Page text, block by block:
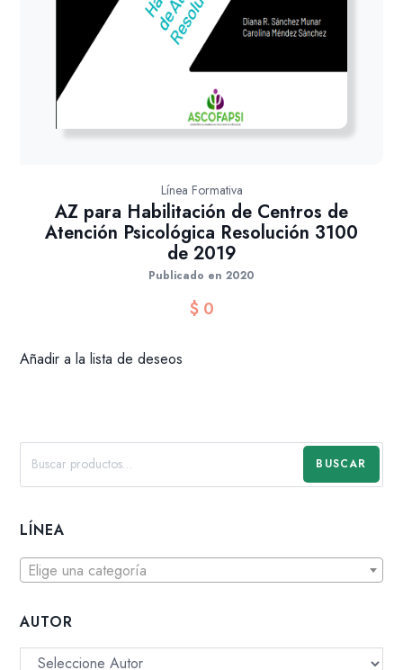
Línea Formativa
AZ para Habilitación de Centros de
Atención Psicológica Resolución 3100
de 2019
Publicado en 2020
$0
Añadir a la lista de deseos
BUSCAR
LÍNEA
Elige una categoría
AUTOR